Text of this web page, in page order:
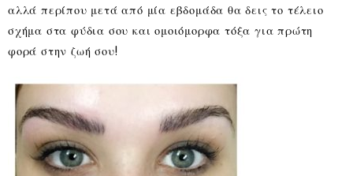
αλλά περίπου μετά από μία εβδομάδα θα δεις το τέλειο
σχήμα στα φύδια σου και ομοιόμορφα τόξα για πρώτη
φορά στην ζωή σου!